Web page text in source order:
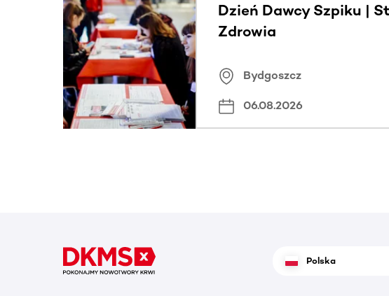
Dzień Dawcy Szpiku |
Zdrowia
Bydgoszcz
06.08.2026
Polska